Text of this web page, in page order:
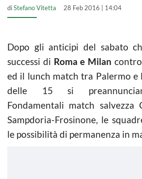
diStefano Vitetta 28 Feb 2016 | 14:04
Dopo gli anticipi del sabato
successi di Roma e Milan
ed il lunch match tra Palermo e
delle 15 si
Fondamentali match salvezza
Sampdoria-Frosinone, le
le possibilità di permanenza in